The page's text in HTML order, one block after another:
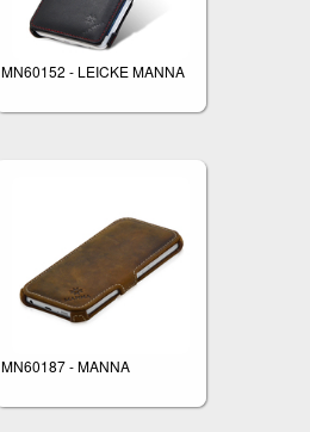
MN60152 - LEICKE MANNA
MN60187 - MANNA